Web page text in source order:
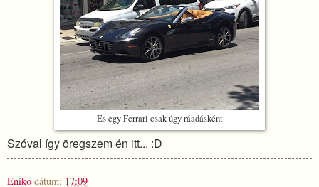
És egy Ferrari csak úgy ráadásként
Szóval így öregszem én itt... :D
Eniko dátum: 17:09